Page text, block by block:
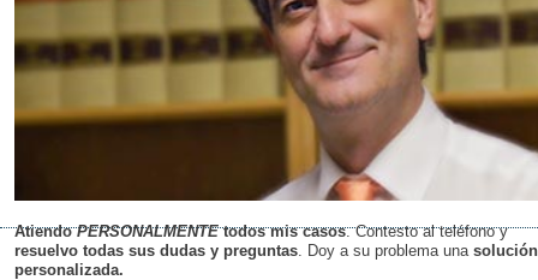
AtiendoPERSONALMENTEtodos mis casos. Contesto al teléfono y
resuelvo todas sus dudas y preguntas . Doy a su problema una solución
personalizada.